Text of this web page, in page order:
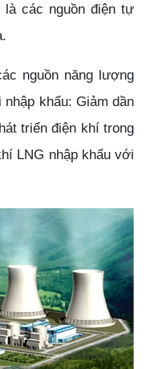
là các nguồn điện tự
nguồn năng lượng
khẩu: Giảm dần
triển điện khí trong
LNG nhập khẩu với